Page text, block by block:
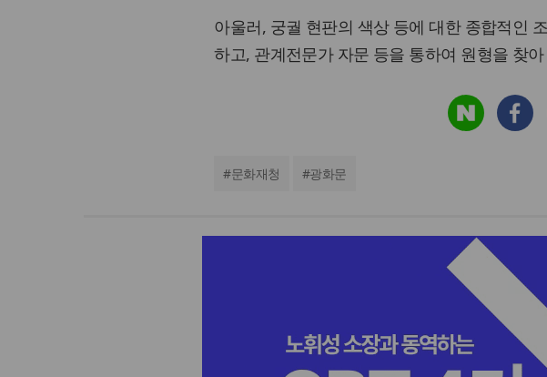
아울러, 궁궐 현판의 색상 등에 대한 종합적인
하고, 관계전문가 자문 등을 통하여 원형을 찾
#문화재청 #광화문